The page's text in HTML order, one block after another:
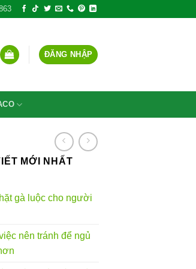
ĐĂNG NHẬP
MỚI NHẤT
gà luộc cho người
nên tránh để ngủ